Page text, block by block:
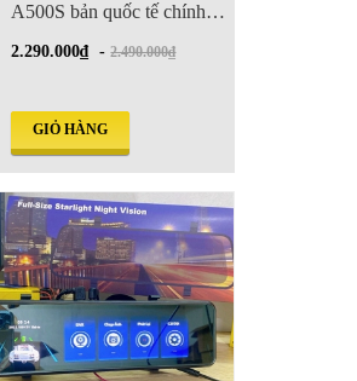
A500S bản quốc tế chính
hãng
2.290.000₫ -2.490.000₫
GIỎ HÀNG